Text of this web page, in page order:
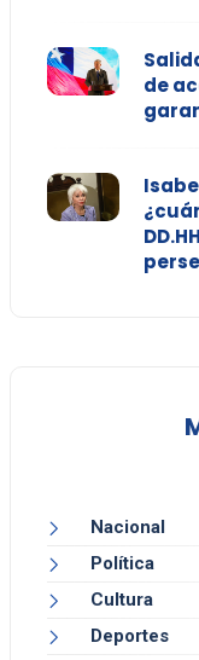
de
Nacional
Política
Cultura
Deportes